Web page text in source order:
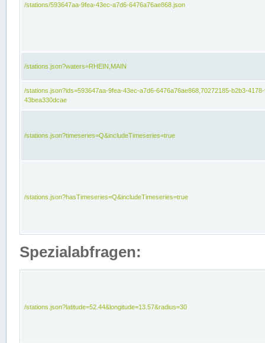
/stations/593647aa-9fea-43ec-a7d6-6476a76ae868.json
/stations.json?waters=RHEIN,MAIN
/stations.json?ids=593647aa-9fea-43ec-a7d6-6476a76ae868,70272185-b2b3-
43bea330dcae
/stations.json?timeseries=Q&includeTimeseries=true
/stations.json?hasTimeseries=Q&includeTimeseries=true
Spezialabfragen:
/stations.json?latitude=52.44&longitude=13.57&radius=30